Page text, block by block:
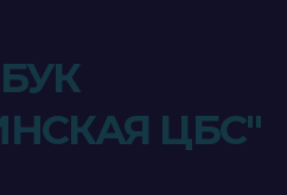
ЦБС"